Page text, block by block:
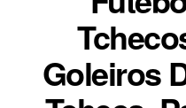
Goleiros